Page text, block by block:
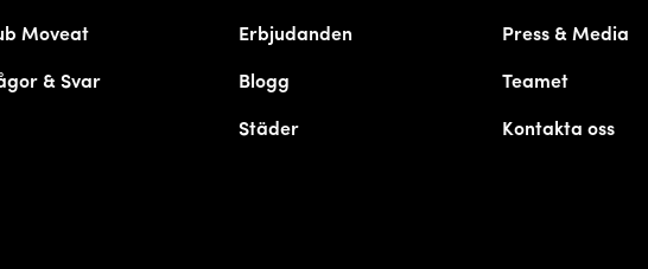
Moveat
& Svar
Erbjudanden
Blogg
Städer
Press & Media
Teamet
Kontakta oss